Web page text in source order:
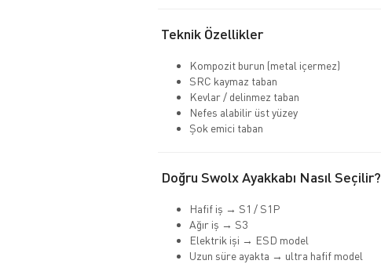
Teknik Özellikler
Kompozit burun (metal içermez)
SRC kaymaz taban
Kevlar / delinmez taban
Nefes alabilir üst yüzey
Şok emici taban
Doğru Swolx Ayakkabı Nasıl Seçilir?
Hafif iş → S1 / S1P
Ağır iş → S3
Elektrik işi → ESD model
Uzun süre ayakta → ultra hafif model